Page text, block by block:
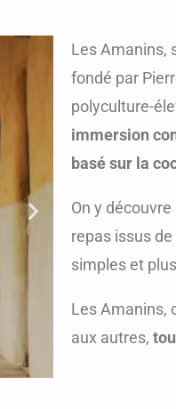
Les Amanins,
fondé par
polyculture-
immersion
basé sur la
On y
repas issus
simples et
Les Amanins,
aux autres,